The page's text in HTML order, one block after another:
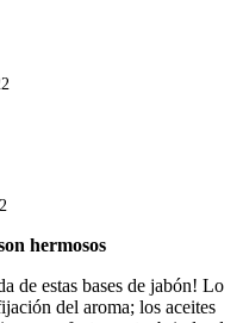
hermosos
de estas bases de jabón! Lo
del aroma; los aceites